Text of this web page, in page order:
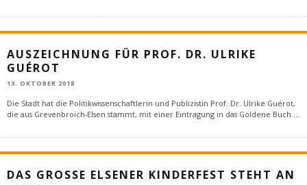
AUSZEICHNUNG FÜR PROF. DR. ULRIKE
GUÉROT
13. OKTOBER 2018
Die Stadt hat die Politikwissenschaftlerin und Publizistin Prof. Dr. Ulrike Guérot,
die aus Grevenbroich-Elsen stammt, mit einer Eintragung in das Goldene Buch ...
DAS GROSSE ELSENER KINDERFEST STEHT AN